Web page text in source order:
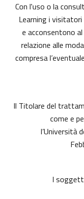
Con l'uso o la
Learning i
e acconsentono
relazione alle
compresa
Il Titolare del
come e
l’Università
I